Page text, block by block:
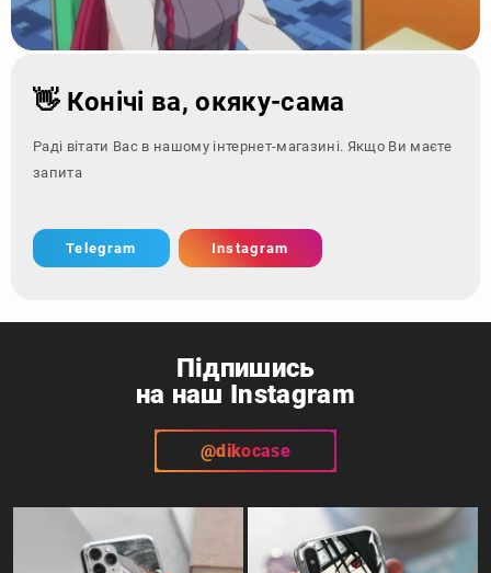
👋 Конічі ва, окяку-сама
Раді вітати Вас в нашому інтернет-магазині. Якщо Ви маєте
запитання - зверн
Telegram Instagram
Підпишись
на наш Instagram
@dikocase